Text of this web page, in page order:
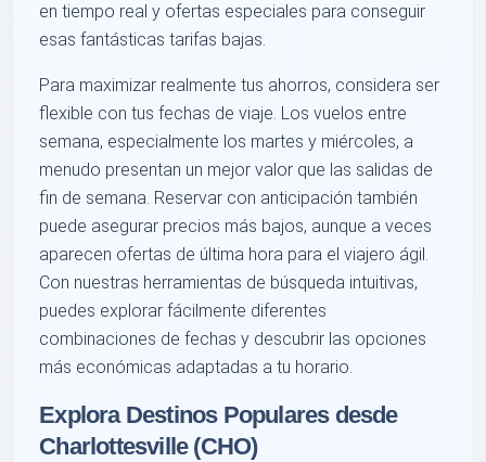
en tiempo real y ofertas especiales para conseguir
esas fantásticas tarifas bajas.
Para maximizar realmente tus ahorros, considera ser
flexible con tus fechas de viaje. Los vuelos entre
semana, especialmente los martes y miércoles, a
menudo presentan un mejor valor que las salidas de
fin de semana. Reservar con anticipación también
puede asegurar precios más bajos, aunque a veces
aparecen ofertas de última hora para el viajero ágil.
Con nuestras herramientas de búsqueda intuitivas,
puedes explorar fácilmente diferentes
combinaciones de fechas y descubrir las opciones
más económicas adaptadas a tu horario.
Explora Destinos Populares desde
Charlottesville (CHO)